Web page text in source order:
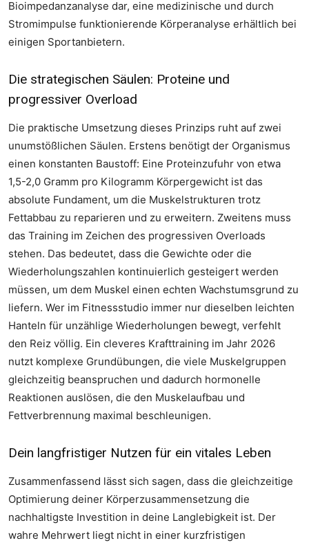
Bioimpedanzanalyse dar, eine medizinische und durch
Stromimpulse funktionierende Körperanalyse erhältlich bei
einigen Sportanbietern.
Die strategischen Säulen: Proteine und
progressiver Overload
Die praktische Umsetzung dieses Prinzips ruht auf zwei
unumstößlichen Säulen. Erstens benötigt der Organismus
einen konstanten Baustoff: Eine Proteinzufuhr von etwa
1,5-2,0 Gramm pro Kilogramm Körpergewicht ist das
absolute Fundament, um die Muskelstrukturen trotz
Fettabbau zu reparieren und zu erweitern. Zweitens muss
das Training im Zeichen des progressiven Overloads
stehen. Das bedeutet, dass die Gewichte oder die
Wiederholungszahlen kontinuierlich gesteigert werden
müssen, um dem Muskel einen echten Wachstumsgrund zu
liefern. Wer im Fitnessstudio immer nur dieselben leichten
Hanteln für unzählige Wiederholungen bewegt, verfehlt
den Reiz völlig. Ein cleveres Krafttraining im Jahr 2026
nutzt komplexe Grundübungen, die viele Muskelgruppen
gleichzeitig beanspruchen und dadurch hormonelle
Reaktionen auslösen, die den Muskelaufbau und
Fettverbrennung maximal beschleunigen.
Dein langfristiger Nutzen für ein vitales Leben
Zusammenfassend lässt sich sagen, dass die gleichzeitige
Optimierung deiner Körperzusammensetzung die
nachhaltigste Investition in deine Langlebigkeit ist. Der
wahre Mehrwert liegt nicht in einer kurzfristigen